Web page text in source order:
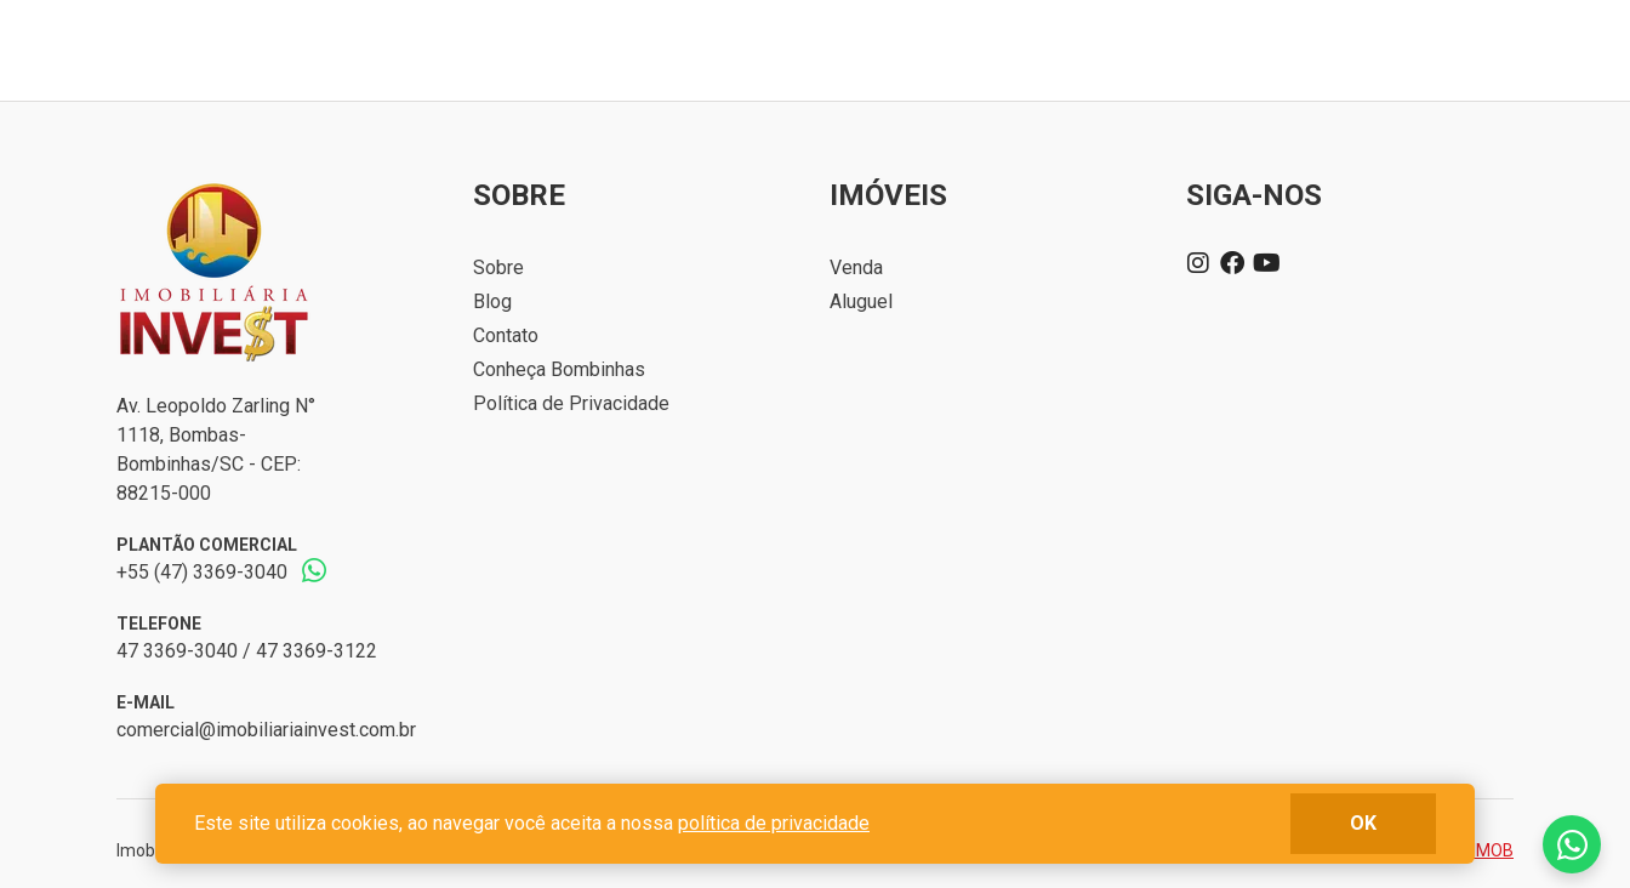
Av. Leopoldo Zarling N°
1118, Bombas-
Bombinhas/SC - CEP:
88215-000
PLANTÃO COMERCIAL
+55 (47) 3369-3040
TELEFONE
47 3369-3040 / 47 3369-3122
E-MAIL
comercial@imobiliariainvest.com.br
SOBRE
Sobre
Blog
Contato
Conheça Bombinhas
Política de Privacidade
IMÓVEIS
Venda
Aluguel
SIGA-NOS
Imobiliária Invest Bombinhas - CRECI 4189J - CNPJ 20.383.909.0001-83 Desenvolvido com o CIM IMOB
Este site utiliza cookies, ao navegar você aceita a nossa política de privacidade OK